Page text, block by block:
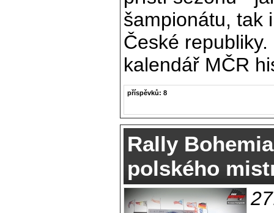
šampionátu, tak
České
kalendář MČR
příspěvků: 8
Rally
polského